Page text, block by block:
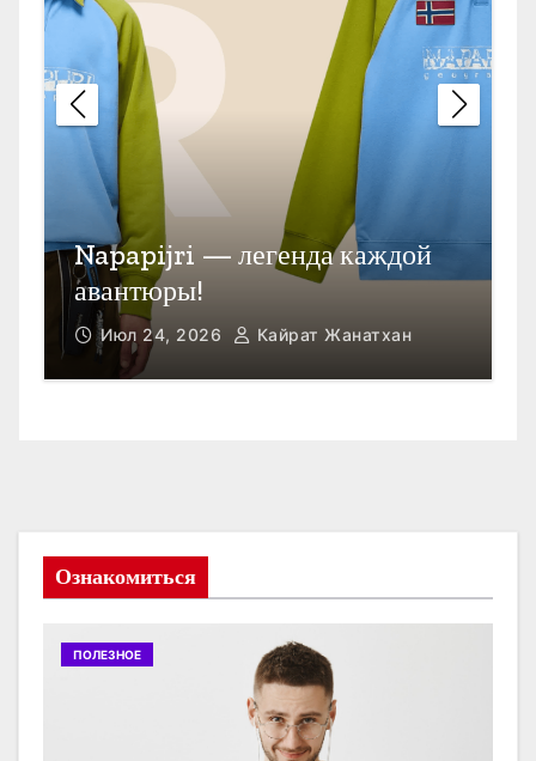
Открыть счет в Гонконге
Июл 23, 2026 Кайрат Жанатхан
Ознакомиться
ПОЛЕЗНОЕ